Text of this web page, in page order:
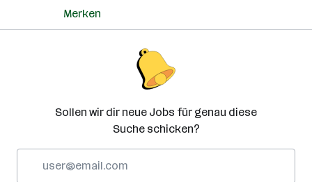
Merken
Sollen wir dir neue Jobs für genau diese
Suche schicken?